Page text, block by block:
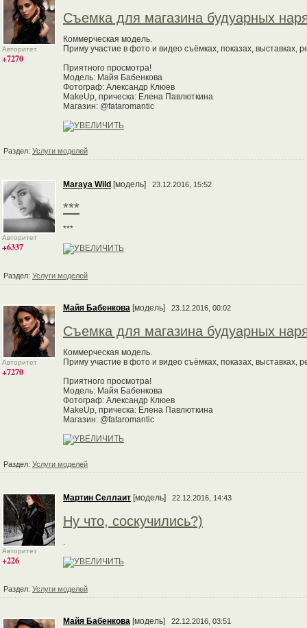
Авторитет
+7270
Съемка для магазина будуарных
Коммерческая модель.
Приму участие в фото и видео съёмках, показах,
Приятного просмотра!
Модель: Майя Бабенкова
Фотограф: Александр Клюев
MakeUp, прическа: Елена Павлюткина
Магазин: @fataromantic
Раздел: Услуги моделей
Авторитет
+6337
Maraya Wild [модель] 23.12.2016, 15:52
***
***
Раздел: Услуги моделей
Авторитет
+7270
Майя Бабенкова [модель] 23.12.2016, 00:02
Съемка для магазина будуарных
Коммерческая модель.
Приму участие в фото и видео съёмках, показах,
Приятного просмотра!
Модель: Майя Бабенкова
Фотограф: Александр Клюев
MakeUp, прическа: Елена Павлюткина
Магазин: @fataromantic
Раздел: Услуги моделей
Авторитет
+226
Мартин Селлаит [модель] 22.12.2016, 14:43
Ну что, соскучились?)
.
Раздел: Услуги моделей
Майя Бабенкова [модель] 22.12.2016, 03:51